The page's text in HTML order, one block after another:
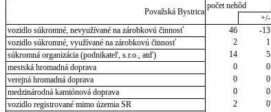
Považská Bystrica
počet nehôd
+/-
vozidlo súkromné, nevyužívané na zárobkovú činnosť
46 -13
vozidlo súkromné, využívané na zárobkovú činnosť
2 1
súkromná organizácia (podnikateľ, s.r.o., atď)
14 5
mestská hromadná doprava
0 0
verejná hromadná doprava
0 0
medzinárodná kamiónová doprava
0 0
vozidlo registrované mimo územia SR
2 0